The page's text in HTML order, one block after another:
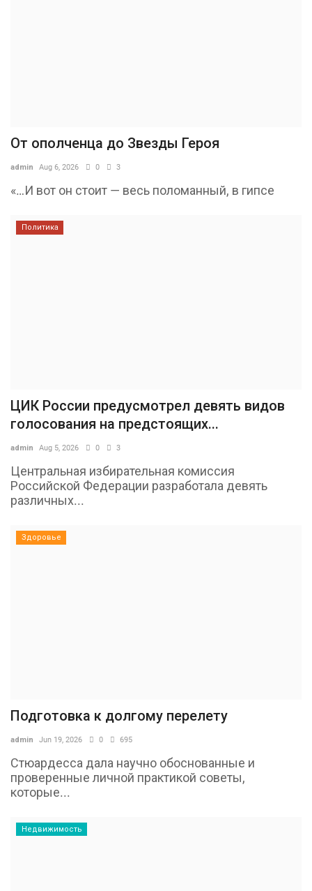
От ополченца до Звезды Героя
admin Aug 6, 2026 0 3
«…И вот он стоит — весь поломанный, в гипсе
Политика
ЦИК России предусмотрел девять видов
голосования на предстоящих...
admin Aug 5, 2026 0 3
Центральная избирательная комиссия
Российской Федерации разработала девять
различных...
Здоровье
Подготовка к долгому перелету
admin Jun 19, 2026 0 695
Стюардесса дала научно обоснованные и
проверенные личной практикой советы,
которые...
Недвижимость